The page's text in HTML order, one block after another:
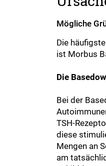
Mögliche
Die
ist Morbus
Die
Bei der
TSH-
diese
Mengen an
am